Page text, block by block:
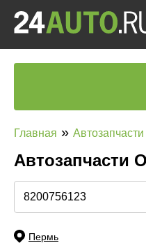
Главная » Автозапчасти
Автозапчасти
Пермь